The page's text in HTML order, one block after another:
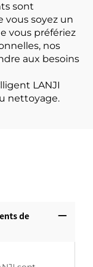
sont
vous soyez un
vous préfériez
nos
aux besoins
LANJI
nettoyage.
de